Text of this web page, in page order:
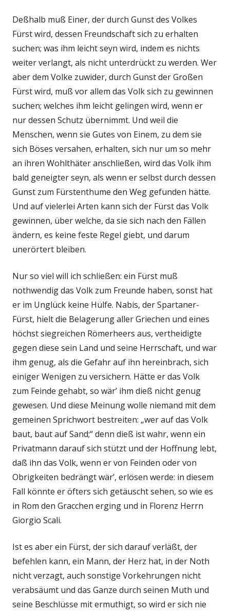
Deßhalb muß Einer, der durch Gunst des Volkes
Fürst wird, dessen Freundschaft sich zu erhalten
suchen; was ihm leicht seyn wird, indem es nichts
weiter verlangt, als nicht unterdrückt zu werden. Wer
aber dem Volke zuwider, durch Gunst der Großen
Fürst wird, muß vor allem das Volk sich zu gewinnen
suchen; welches ihm leicht gelingen wird, wenn er
nur dessen Schutz übernimmt. Und weil die
Menschen, wenn sie Gutes von Einem, zu dem sie
sich Böses versahen, erhalten, sich nur um so mehr
an ihren Wohlthäter anschließen, wird das Volk ihm
bald geneigter seyn, als wenn er selbst durch dessen
Gunst zum Fürstenthume den Weg gefunden hätte.
Und auf vielerlei Arten kann sich der Fürst das Volk
gewinnen, über welche, da sie sich nach den Fällen
ändern, es keine feste Regel giebt, und darum
unerörtert bleiben.
Nur so viel will ich schließen: ein Fürst muß
nothwendig das Volk zum Freunde haben, sonst hat
er im Unglück keine Hülfe. Nabis, der Spartaner-
Fürst, hielt die Belagerung aller Griechen und eines
höchst siegreichen Römerheers aus, vertheidigte
gegen diese sein Land und seine Herrschaft, und war
ihm genug, als die Gefahr auf ihn hereinbrach, sich
einiger Wenigen zu versichern. Hätte er das Volk
zum Feinde gehabt, so wär’ ihm dieß nicht genug
gewesen. Und diese Meinung wolle niemand mit dem
gemeinen Sprichwort bestreiten: „wer auf das Volk
baut, baut auf Sand;“ denn dieß ist wahr, wenn ein
Privatmann darauf sich stützt und der Hoffnung lebt,
daß ihn das Volk, wenn er von Feinden oder von
Obrigkeiten bedrängt wär’, erlösen werde: in diesem
Fall könnte er öfters sich getäuscht sehen, so wie es
in Rom den Gracchen erging und in Florenz Herrn
Giorgio Scali.
Ist es aber ein Fürst, der sich darauf verläßt, der
befehlen kann, ein Mann, der Herz hat, in der Noth
nicht verzagt, auch sonstige Vorkehrungen nicht
verabsäumt und das Ganze durch seinen Muth und
seine Beschlüsse mit ermuthigt, so wird er sich nie